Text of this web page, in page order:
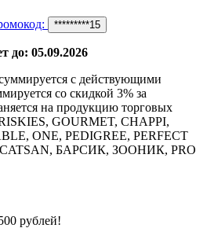
*********15
до: 05.09.2026
с действующими
со скидкой 3% за
на продукцию торговых
GOURMET, CHAPPI,
ONE, PEDIGREE, PERFECT
CATSAN, БАРСИК, ЗООНИК, PRO
рублей!